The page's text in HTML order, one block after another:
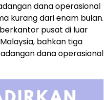
dana operasional
kurang dari enam bulan.
pusat di luar
bahkan tiga
dana operasional